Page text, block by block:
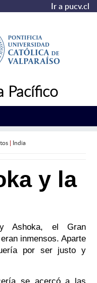
Ir a pucv.cl
Pacífico
| India
y la
Ashoka, el Gran
inmensos. Aparte
por ser justo y